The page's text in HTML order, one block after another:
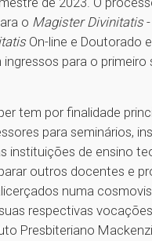
o Magister Divinitatis
On-line e Doutorado
para o primeiro
tem por finalidade
para seminários,
instituições de ensino
outros docentes e
numa
respectivas
Presbiteriano